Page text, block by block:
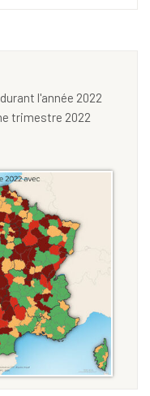
l'année 2022
trimestre 2022